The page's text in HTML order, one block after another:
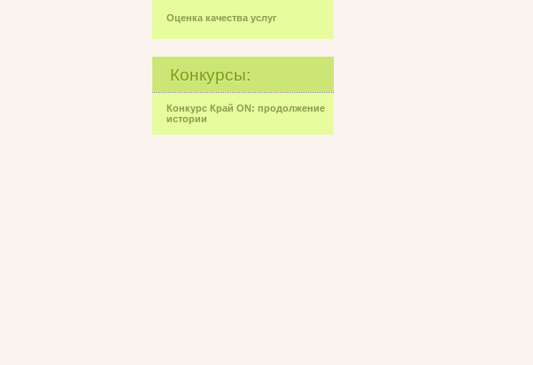
Оценка качества услуг
Конкурсы:
Конкурс Край ON: продолжение
истории